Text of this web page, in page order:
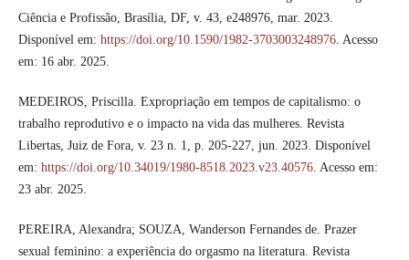
Ciência e Profissão, Brasília, DF, v. 43, e248976, mar. 2023.
Disponível em: https://doi.org/10.1590/1982-3703003248976. Acesso
em: 16 abr. 2025.
MEDEIROS, Priscilla. Expropriação em tempos de capitalismo: o
trabalho reprodutivo e o impacto na vida das mulheres. Revista
Libertas, Juiz de Fora, v. 23 n. 1, p. 205-227, jun. 2023. Disponível
em: https://doi.org/10.34019/1980-8518.2023.v23.40576. Acesso em:
23 abr. 2025.
PEREIRA, Alexandra; SOUZA, Wanderson Fernandes de. Prazer
sexual feminino: a experiência do orgasmo na literatura. Revista